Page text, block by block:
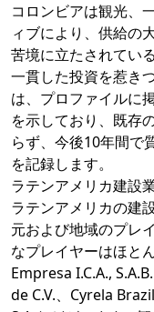
コロンビアは観光、
ィブにより、供給の
苦境に立たされてい
一貫した投資を惹き
は、プロファイルに
を示しており、既存
らず、今後10年間で
を記録します。
ラテンアメリカ建設
ラテンアメリカの建
元および地域のプレ
なプレイヤーはほと
Empresa I.C.A.,
de C.V.、Cyrela